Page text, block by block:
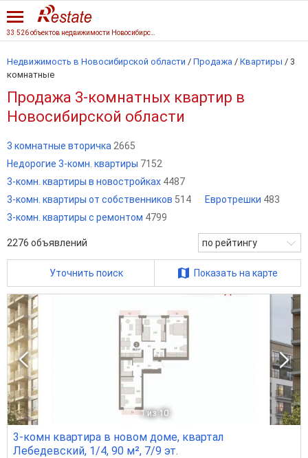
Недвижимость в Новосибирской области / Продажа / Квартиры / 3
комнатные
Продажа 3-комнатных квартир в
Новосибирской области
3 комнатные вторичка 2665
Недорогие 3-комн. квартиры 7152
3-комн. квартиры в новостройках 4487
3-комн. квартиры от собственников 514 Евротрешки 483
3-комн. квартиры с ремонтом 4799
2276 объявлений по рейтингу
Уточнить поиск Показать на карте
1 из 10
3-комн квартира в новом доме, квартал
Лебедевский, 1/4, 90 м², 7/9 эт.